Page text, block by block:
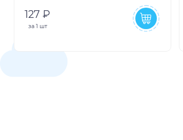
127 ₽
за 1 шт